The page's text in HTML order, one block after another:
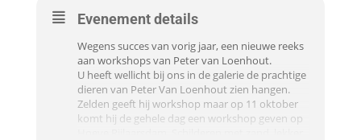
Evenement details
Wegens succes van vorig jaar, een nieuwe reeks
aan workshops van Peter van Loenhout.
U heeft wellicht bij ons in de galerie de prachtige
dieren van Peter Van Loenhout zien hangen.
Zelden geeft hij workshop maar op 11 oktober
komt hij de gehele dag een workshop geven op